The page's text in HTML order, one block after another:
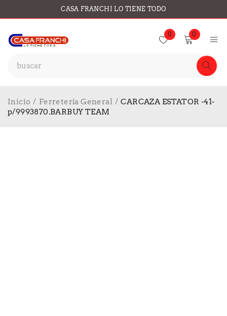
CASA FRANCHI LO TIENE TODO
0 0
Inicio / Ferretería General / CARCAZA ESTATOR -41-
p/9993870.BARBUY TEAM